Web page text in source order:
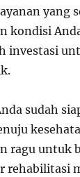
yang
kondisi
investasi
sudah
ragu untuk
rehabilitasi